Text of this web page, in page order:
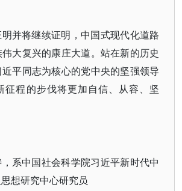
并将继续证明，中国式现代化道路
大复兴的康庄大道。站在新的历史
平同志为核心的党中央的坚强领导
征程的步伐将更加自信、从容、坚
系中国社会科学院习近平新时代中
想研究中心研究员